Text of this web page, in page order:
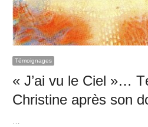
Témoignages
« J’ai vu le Ciel »…
Christine après son